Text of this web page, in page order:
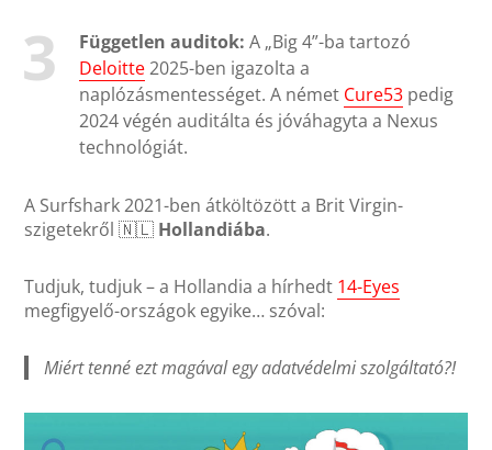
Független auditok: A „Big 4”-ba tartozó
Deloitte2025-ben igazolta a
naplózásmentességet. A német Cure53 pedig
2024 végén auditálta és jóváhagyta a Nexus
technológiát.
A Surfshark 2021-ben átköltözött a Brit Virgin-
szigetekről 🇳🇱 Hollandiába.
Tudjuk, tudjuk – a Hollandia a hírhedt 14-Eyes
megfigyelő-országok egyike… szóval:
Miért tenné ezt magával egy adatvédelmi szolgáltató?!